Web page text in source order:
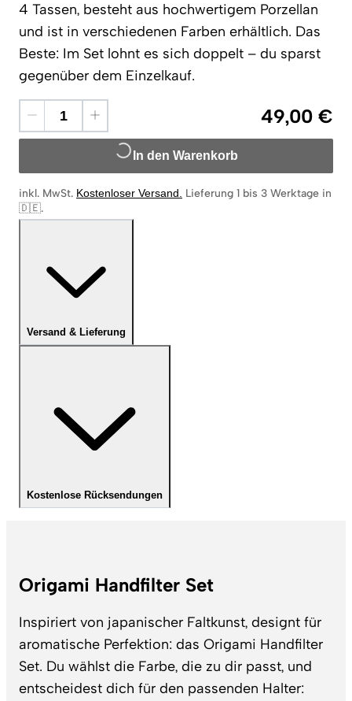
4 Tassen, besteht aus hochwertigem Porzellan
und ist in verschiedenen Farben erhältlich. Das
Beste: Im Set lohnt es sich doppelt – du sparst
gegenüber dem Einzelkauf.
49,00 €
In den Warenkorb
inkl. MwSt. Kostenloser Versand. Lieferung 1 bis 3 Werktage in
🇩🇪.
Versand & Lieferung
Kostenlose Rücksendungen
Origami Handfilter Set
Inspiriert von japanischer Faltkunst, designt für
aromatische Perfektion: das Origami Handfilter
Set. Du wählst die Farbe, die zu dir passt, und
entscheidest dich für den passenden Halter: